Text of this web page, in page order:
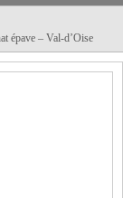
épave – Val-d’Oise